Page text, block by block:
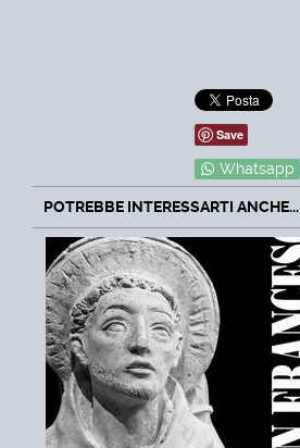
Save
Whatsapp
POTREBBE INTERESSARTI ANCHE...